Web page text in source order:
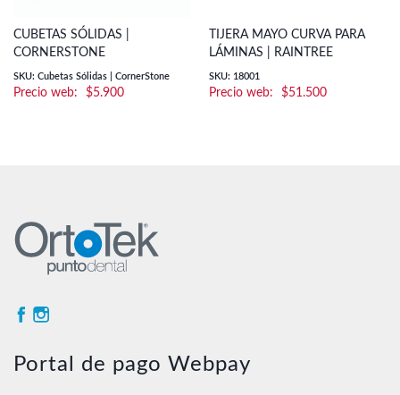
CUBETAS SÓLIDAS |
CORNERSTONE
SKU: Cubetas Sólidas | CornerStone
$5.900
TIJERA MAYO CURVA PARA
LÁMINAS | RAINTREE
SKU: 18001
$51.500
Portal de pago Webpay